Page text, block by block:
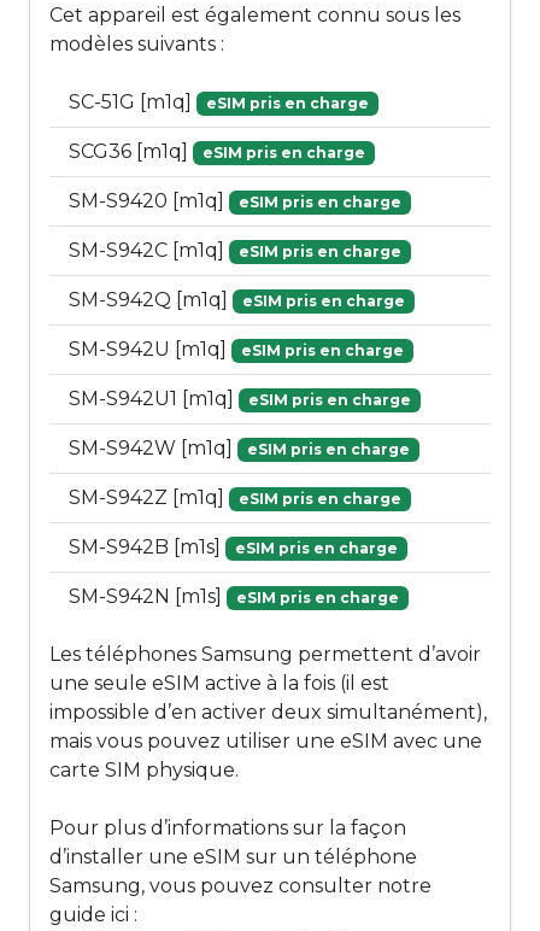
Cet appareil est également connu sous les
modèles suivants :
SC-51G [m1q] eSIM pris en charge
SCG36 [m1q] eSIM pris en charge
SM-S9420 [m1q] eSIM pris en charge
SM-S942C [m1q] eSIM pris en charge
SM-S942Q [m1q] eSIM pris en charge
SM-S942U [m1q] eSIM pris en charge
SM-S942U1 [m1q] eSIM pris en charge
SM-S942W [m1q] eSIM pris en charge
SM-S942Z [m1q] eSIM pris en charge
SM-S942B [m1s] eSIM pris en charge
SM-S942N [m1s] eSIM pris en charge
Les téléphones Samsung permettent d’avoir
une seule eSIM active à la fois (il est
impossible d’en activer deux simultanément),
mais vous pouvez utiliser une eSIM avec une
carte SIM physique.
Pour plus d’informations sur la façon
d’installer une eSIM sur un téléphone
Samsung, vous pouvez consulter notre
guide ici :